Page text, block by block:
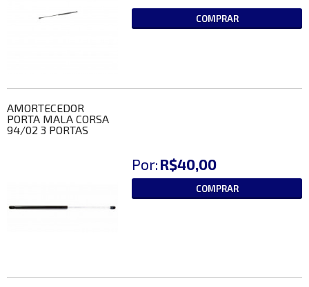
COMPRAR
AMORTECEDOR
PORTA MALA CORSA
94/02 3 PORTAS
Por: R$40,00
COMPRAR